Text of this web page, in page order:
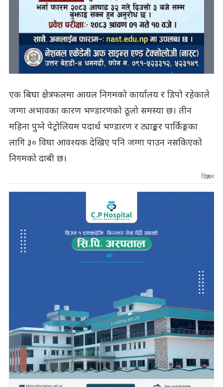
एक बिघा क्षेत्रफलमा आयल निगमको कार्यालय र डिपो रहेकाले
जग्गा अभावका कारण भण्डारणको ठूलो समस्या छ। तीन
महिना पुग्ने पेट्रोलियम पदार्थ भण्डारण र ट्याङ्कर पार्किङ्गका
लागि ३० विघा आवश्यक देखिए पनि जग्गा पाउन नसकिएको
निगमको दाबी छ।
विज्ञापन